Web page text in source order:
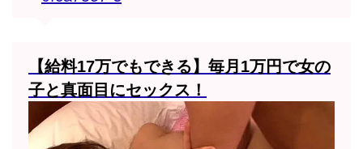
【給料17万でもできる】毎月1万円で女の
子と真面目にセックス！